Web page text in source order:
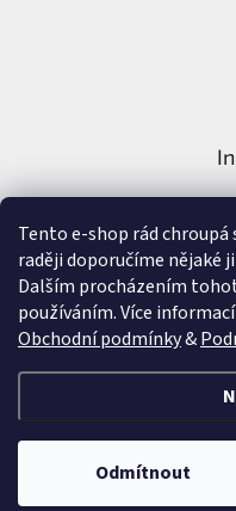
Tento e-shop rád chroupá
raději doporučíme nějaké
Dalším procházením
používáním. Více informací
Obchodní podmínky&
Odmítnout
Vytvořil
Nejlepší Vína